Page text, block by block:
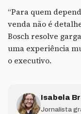
“Para quem
venda não é
Bosch resolve
uma experiência
o executivo.
Isabela
Jornalista